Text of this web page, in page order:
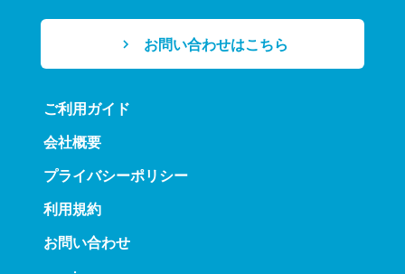
お問い合わせはこちら
ご利用ガイド
会社概要
プライバシーポリシー
利用規約
お問い合わせ